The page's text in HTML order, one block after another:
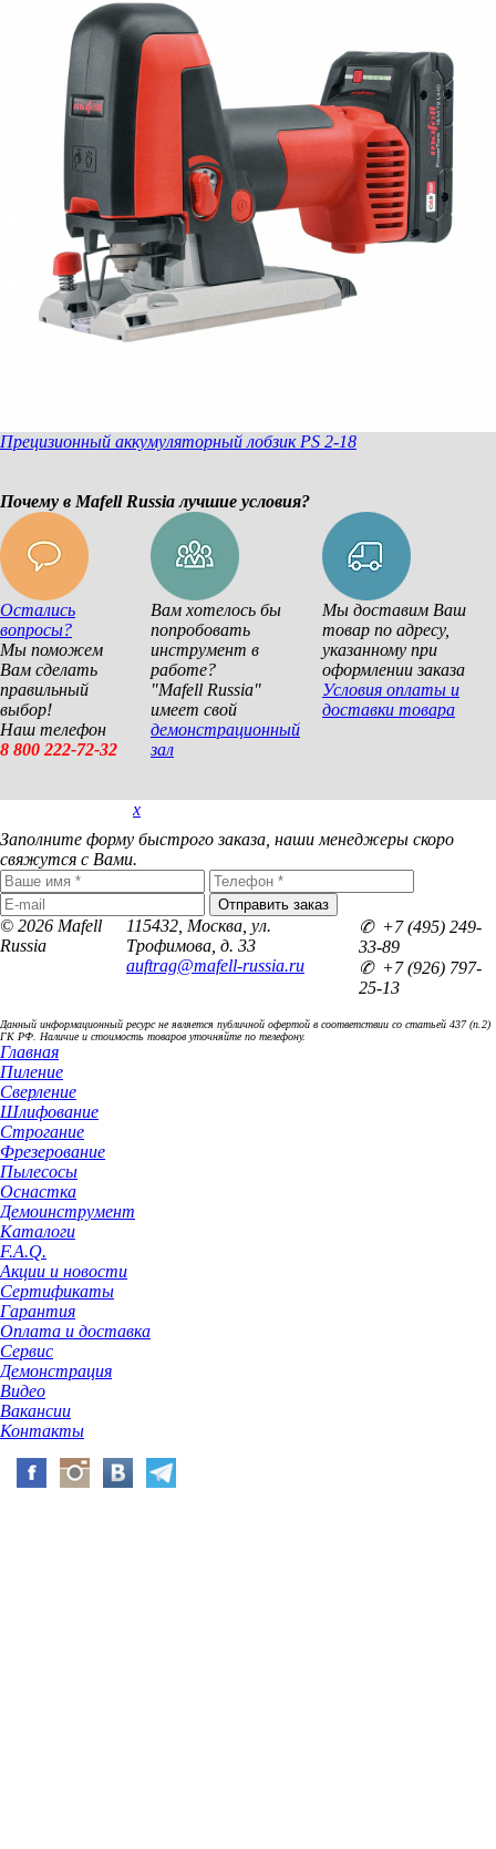
(шина, адаптер для верхнего и нижнего
Гибкий шланг FXS-L
растягивается до 3,2 м
Прецизионный аккумуляторный лобзик PS 2-18
Почему в Mafell Russia лучшие условия?
Остались
вопросы?
Мы поможем
Вам сделать
правильный
выбор!
Наш телефон
8 800 222-72-32
Вам хотелось бы
попробовать
инструмент в
работе?
"Mafell Russia"
имеет свой
демонстрационный
зал
Мы доставим Ваш
товар по адресу,
указанному при
оформлении заказа
Условия оплаты и
доставки товара
Покупка в 1 кликx
Заполните форму быстрого заказа, наши менеджеры скоро
свяжутся с Вами.
© 2026 Mafell
Russia
115432, Москва, ул.
Трофимова, д. 33
auftrag@mafell-russia.ru
✆ +7 (495) 249-
33-89
✆ +7 (926) 797-
25-13
Данный информационный ресурс не является публичной офертой в соответствии со статьей 437 (п.2)
ГК РФ. Наличие и стоимость товаров уточняйте по телефону.
Главная
Пиление
Сверление
Шлифование
Строгание
Фрезерование
Пылесосы
Оснастка
Демоинструмент
Каталоги
F.A.Q.
Акции и новости
Сертификаты
Гарантия
Оплата и доставка
Сервис
Демонстрация
Видео
Вакансии
Контакты